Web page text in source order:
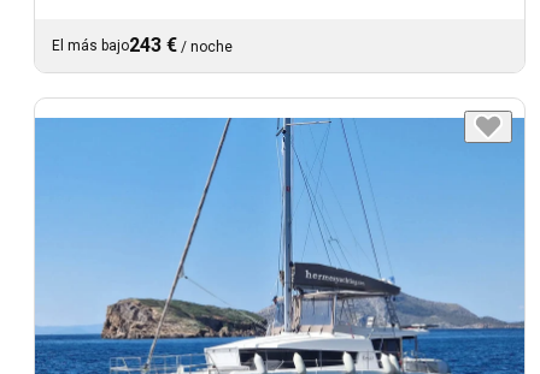
El más bajo243 € / noche